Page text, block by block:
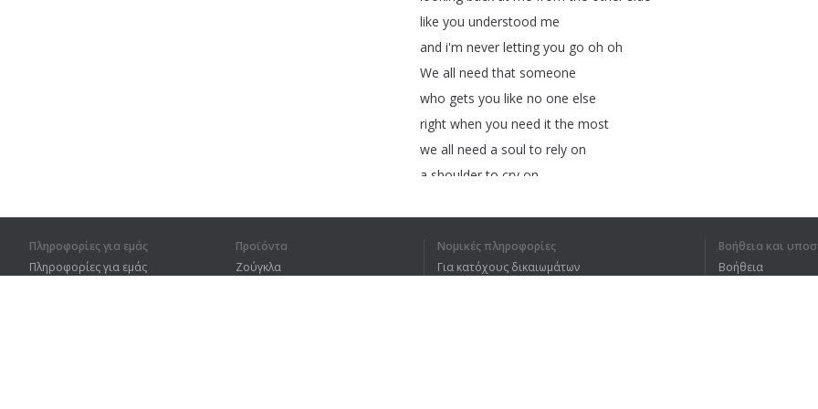
like you understood me
and i'm never letting you go oh oh
We all need that someone
who gets you like no one else
right when you need it the most
we all need a soul to rely on
a shoulder to cry on
la la la la la
la la la la la la-lone
Πληροφορίες για εμάς
Πληροφορίες για εμάς
Προϊόντα
Ζούγκλα
Νομικές πληροφορίες
Για κατόχους δικαιωμάτων
Βοήθεια και
Βοήθεια